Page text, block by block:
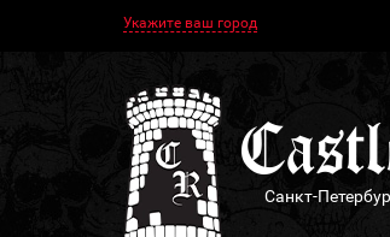
Укажите ваш город
Санкт-